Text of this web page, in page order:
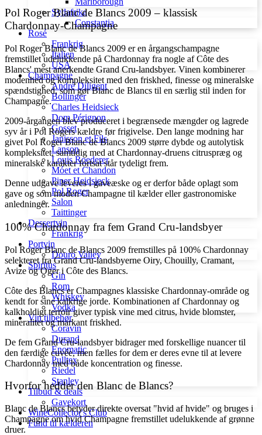
Sydafrika
Constantia
Rosé
Frankrig
Italien
USA
Champagne
André Diligent
Bollinger
Charles Heidsieck
Dom Pérignon
Gosset
Janisson et Fils
Lanson
Louis Roederer
Móet et Chandon
Piper Heidsieck
Pol Roger
Salon
Taittinger
Dessertvin
Frankrig
Portvin
Douro Valley
Spiritus
Gin
Rom
Whiskey
Vodka
Vin tilbehør
Coravin
Durand
Enomatic
Pulltex
Riedel
Stanley
Tilbud & deals
Gavekort
WineCollector's Club
Fund til kælderen
Pol Roger Blanc de Blancs 2009 – klassisk
Chardonnay-Champagne
Pol Roger Blanc de Blancs 2009 er en årgangschampagne
fremstillet udelukkende på Chardonnay fra nogle af Côte des
Blancs' mest anerkendte Grand Cru-landsbyer. Vinen kombinerer
modenhed og kompleksitet med den friskhed, finesse og mineralske
spændstighed, som gør Blanc de Blancs til en særlig stil inden for
Champagne.
2009-årgangen blev produceret i begrænsede mængder og lagrede
syv år i Pol Rogers kældre før frigivelse. Den lange modning har
givet Pol Roger Blanc de Blancs 2009 større dybde og autolytisk
kompleksitet, samtidig med at Chardonnay-druens citruspræg og
mineralske karakter fortsat står tydeligt frem.
Denne udgave leveres i gaveæske og er derfor både oplagt som
gave og som moden Champagne til kælder eller gastronomiske
anledninger.
100% Chardonnay fra fem Grand Cru-landsbyer
Pol Roger Blanc de Blancs 2009 fremstilles på 100% Chardonnay
selekteret fra Grand Cru-landsbyerne Oiry, Chouilly, Cramant,
Avize og Oger i Côte des Blancs.
Côte des Blancs er Champagnes klassiske Chardonnay-område og
kendt for sine kalkrige jorde. Kombinationen af Chardonnay og
kalkholdigt terroir giver typisk vine med citrus, hvide blomster,
mineralitet og markant friskhed.
De fem Grand Cru-landsbyer bidrager med forskellige nuancer til
den færdige cuvée, men fælles for dem er deres evne til at levere
Chardonnay med både koncentration og finesse.
Hvorfor hedder den Blanc de Blancs?
Blanc de Blancs betyder direkte oversat "hvid af hvide" og bruges i
Champagne om hvid Champagne fremstillet udelukkende af grønne
druer.